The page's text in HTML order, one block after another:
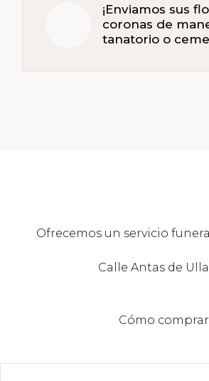
¡Enviamos sus
coronas de
tanatorio o
Ofrecemos un servicio
Calle Antas de
Cómo comprar